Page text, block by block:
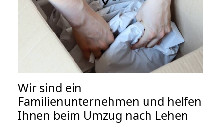
Wir sind ein
Familienunternehmen und helfen
Ihnen beim Umzug nach Lehen